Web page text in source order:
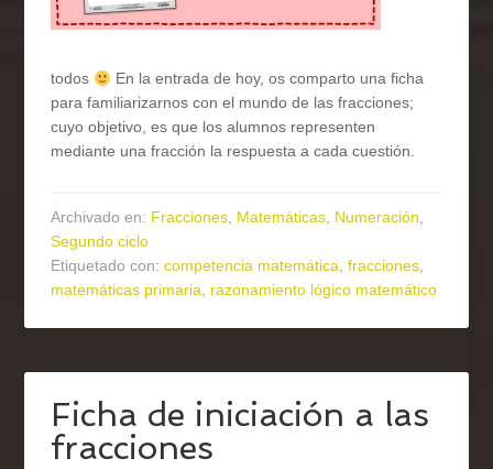
todos
En la entrada de hoy, os comparto una ficha
para familiarizarnos con el mundo de las fracciones;
cuyo objetivo, es que los alumnos representen
mediante una fracción la respuesta a cada cuestión.
Archivado en: Fracciones, Matemáticas, Numeración,
Segundo ciclo
Etiquetado con:competencia matemática,fracciones,
matemáticas primaria, razonamiento lógico matemático
Ficha de iniciación a las
fracciones